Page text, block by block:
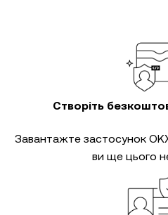
Створіть
Завантажте застосунок
ви ще цього